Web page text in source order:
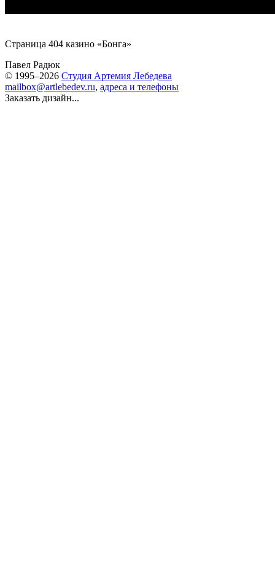
Страница 404 казино «Бонга»
Павел Радюк
© 1995–2026 Студия Артемия Лебедева
mailbox@artlebedev.ru, адреса и телефоны
Заказать дизайн...